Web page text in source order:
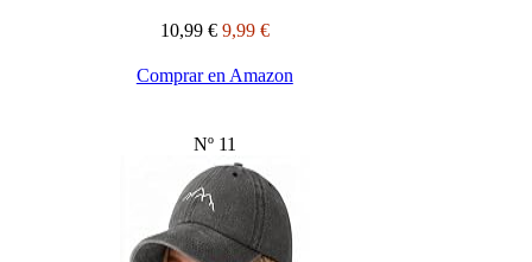
10,99 € 9,99 €
Comprar en Amazon
Nº 11